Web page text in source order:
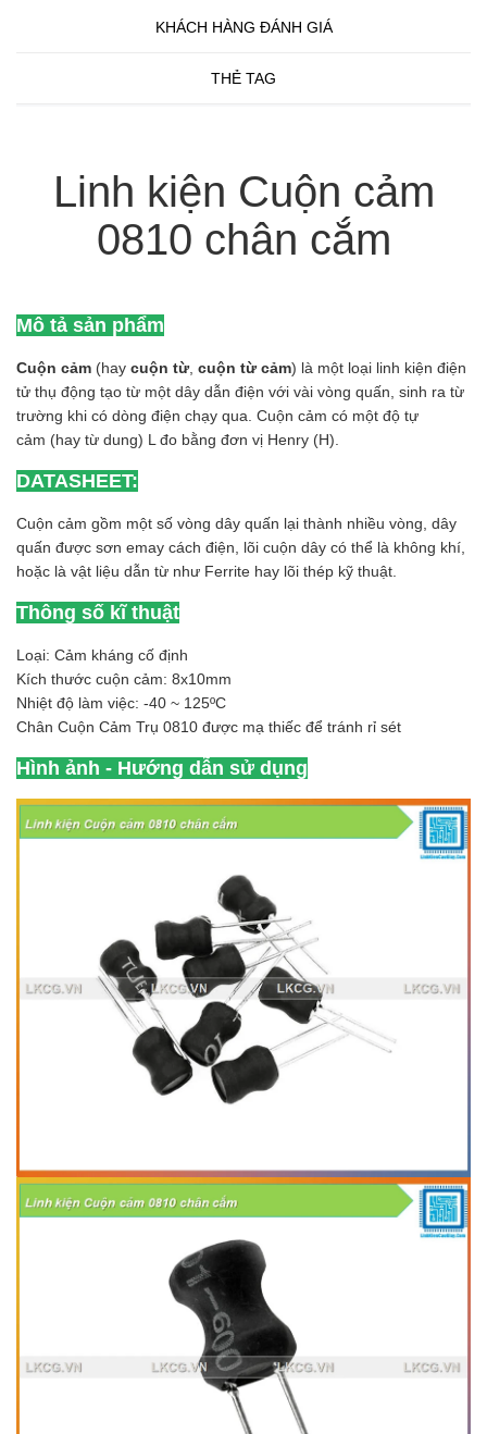
KHÁCH HÀNG ĐÁNH GIÁ
THẺ TAG
Linh kiện Cuộn cảm
0810 chân cắm
Mô tả sản phẩm
Cuộn cảm (hay cuộn từ, cuộn từ cảm) là một loại linh kiện điện
tử thụ động tạo từ một dây dẫn điện với vài vòng quấn, sinh ra từ
trường khi có dòng điện chạy qua. Cuộn cảm có một độ tự
cảm (hay từ dung) L đo bằng đơn vị Henry (H).
DATASHEET:
Cuộn cảm gồm một số vòng dây quấn lại thành nhiều vòng, dây
quấn được sơn emay cách điện, lõi cuộn dây có thể là không khí,
hoặc là vật liệu dẫn từ như Ferrite hay lõi thép kỹ thuật.
Thông số kĩ thuật
Loại: Cảm kháng cố định
Kích thước cuộn cảm: 8x10mm
Nhiệt độ làm việc: -40 ~ 125ºC
Chân Cuộn Cảm Trụ 0810 được mạ thiếc để tránh rỉ sét
Hình ảnh - Hướng dẫn sử dụng